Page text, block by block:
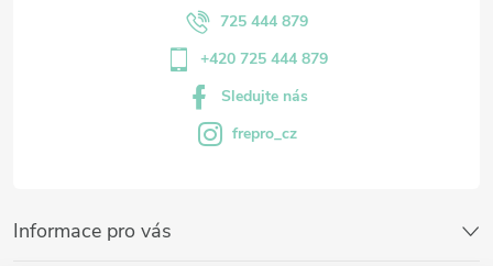
Informace pro vás
725 444 879
+420 725 444 879
Sledujte nás
frepro_cz